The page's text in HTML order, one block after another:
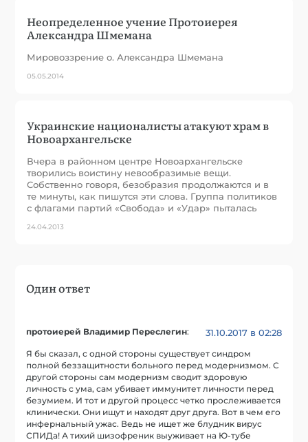
Неопределенное учение Протоиерея
Александра Шмемана
Мировоззрение о. Александра Шмемана
05.05.2014
Украинские националисты атакуют храм в
Новоархангельске
Вчера в районном центре Новоархангельске
творились воистину невообразимые вещи.
Собственно говоря, безобразия продолжаются и в
те минуты, как пишутся эти слова. Группа политиков
с флагами партий «Свобода» и «Удар» пыталась
24.04.2013
Один ответ
протоиерей Владимир Переслегин: 31.10.2017 в 02:28
Я бы сказал, с одной стороны существует синдром
полной беззащитности больного перед модернизмом. С
другой стороны сам модернизм сводит здоровую
личность с ума, сам убивает иммунитет личности перед
безумием. И тот и другой процесс четко прослеживается
клинически. Они ищут и находят друг друга. Вот в чем его
инфернальный ужас. Ведь не ищет же блудник вирус
СПИДа! А тихий шизофреник выуживает на Ю-тубе